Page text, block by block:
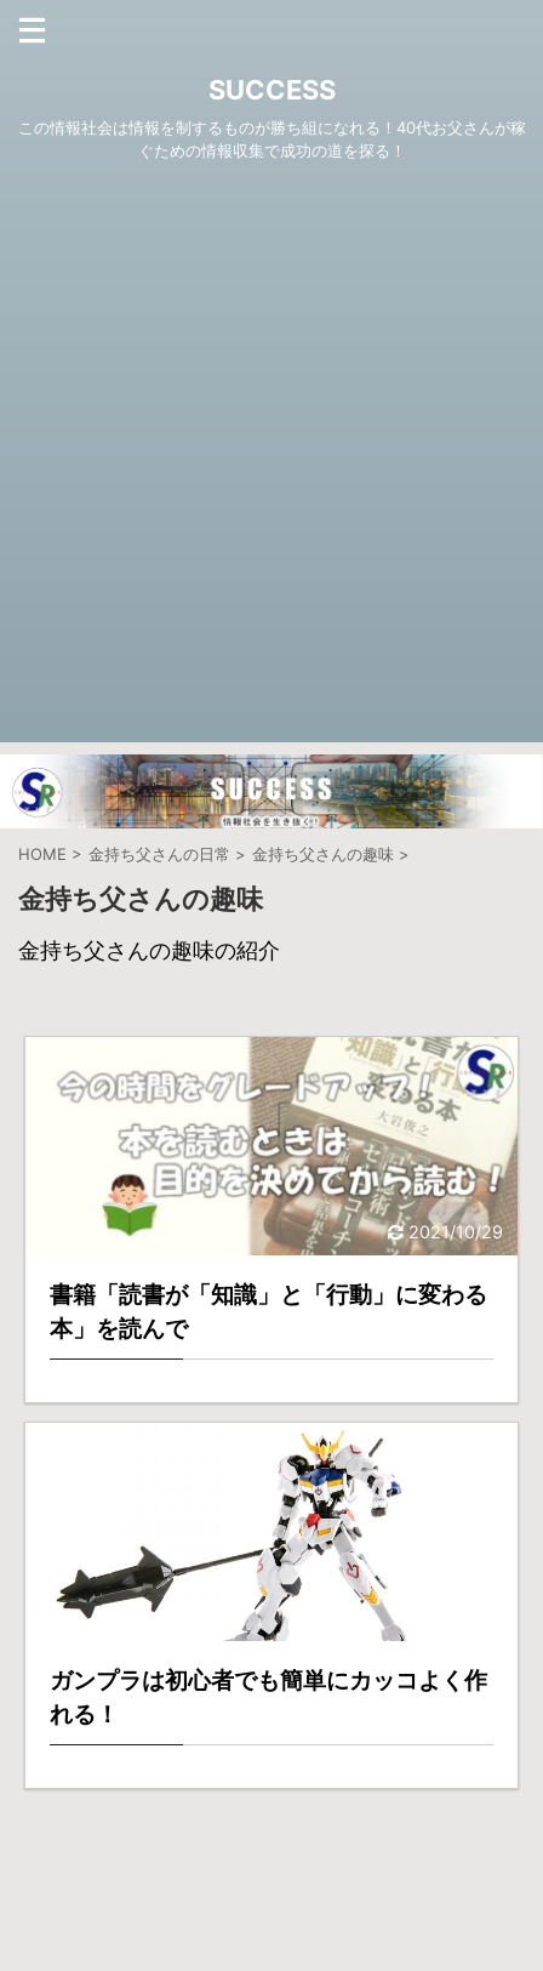
SUCCESS
この情報社会は情報を制するものが勝ち組になれる！40代お父さんが稼
ぐための情報収集で成功の道を探る！
HOME > 金持ち父さんの日常 > 金持ち父さんの趣味 >
金持ち父さんの趣味
金持ち父さんの趣味の紹介
2021/10/29
書籍「読書が「知識」と「行動」に変わる
本」を読んで
ガンプラは初心者でも簡単にカッコよく作
れる！